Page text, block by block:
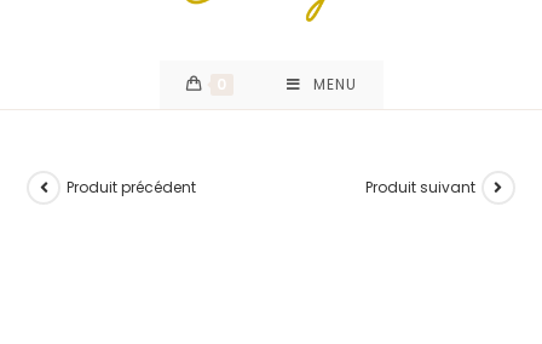
0 MENU
Produit précédent Produit suivant